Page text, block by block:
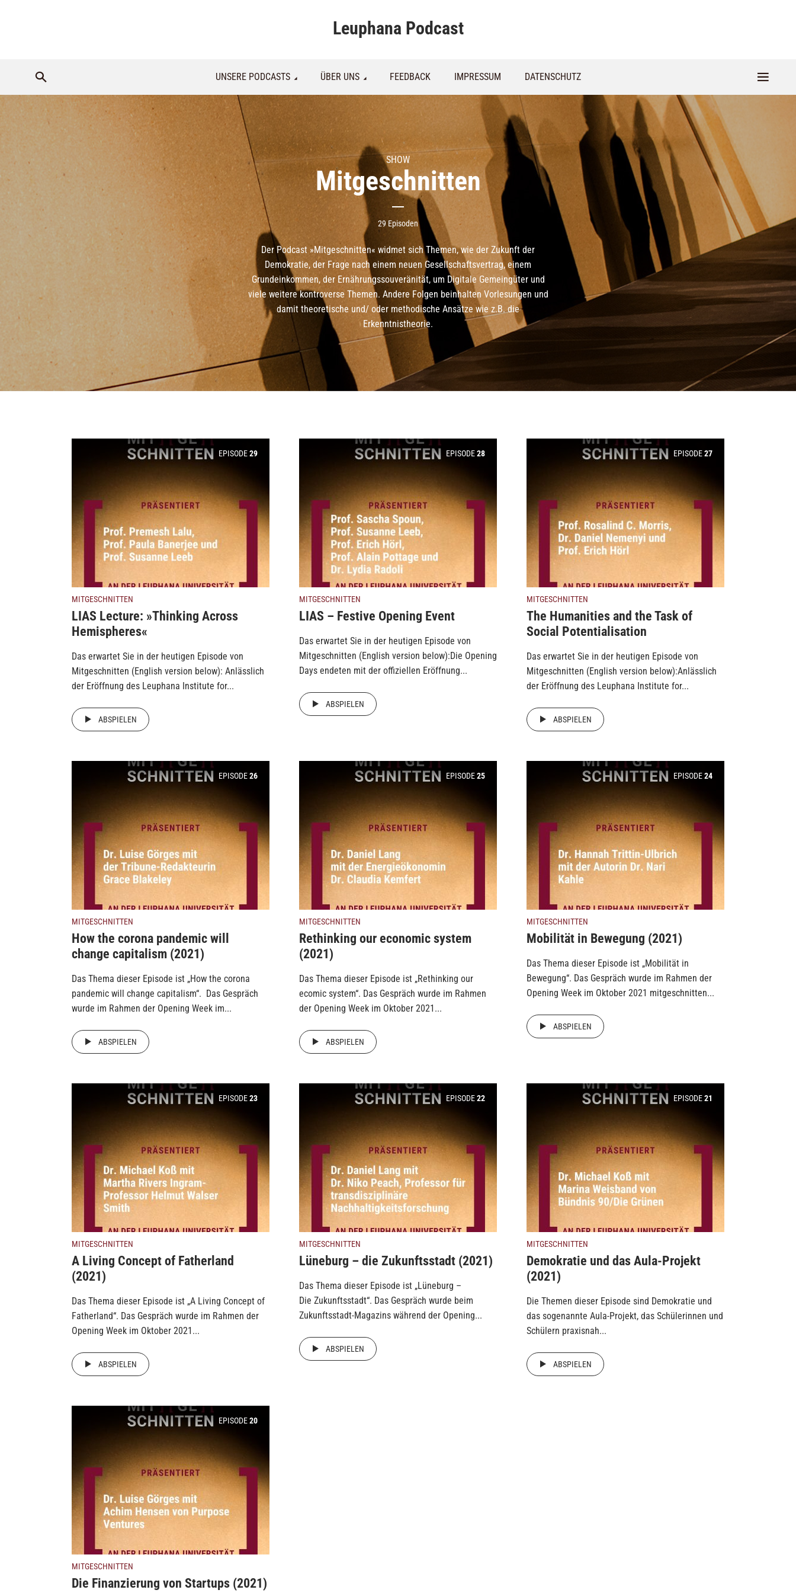
Leuphana Podcast
UNSERE PODCASTS ÜBER UNS FEEDBACK IMPRESSUM DATENSCHUTZ
SHOW
Mitgeschnitten
29 Episoden
Der Podcast »Mitgeschnitten« widmet sich Themen, wie der Zukunft der
Demokratie, der Frage nach einem neuen Gesellschaftsvertrag, einem
Grundeinkommen, der Ernährungssouveränität, um Digitale Gemeingüter und
viele weitere kontroverse Themen. Andere Folgen beinhalten Vorlesungen und
damit theoretische und/ oder methodische Ansätze wie z.B. die
Erkenntnistheorie.
EPISODE29
MITGESCHNITTEN
LIAS Lecture: »Thinking Across
Hemispheres«
Das erwartet Sie in der heutigen Episode von
Mitgeschnitten (English version below): Anlässlich
der Eröffnung des Leuphana Institute for...
ABSPIELEN
EPISODE28
MITGESCHNITTEN
LIAS – Festive Opening Event
Das erwartet Sie in der heutigen Episode von
Mitgeschnitten (English version below):Die Opening
Days endeten mit der offiziellen Eröffnung...
ABSPIELEN
EPISODE27
MITGESCHNITTEN
The Humanities and the Task of
Social Potentialisation
Das erwartet Sie in der heutigen Episode von
Mitgeschnitten (English version below):Anlässlich
der Eröffnung des Leuphana Institute for...
ABSPIELEN
EPISODE26
MITGESCHNITTEN
How the corona pandemic will
change capitalism (2021)
Das Thema dieser Episode ist „How the corona
pandemic will change capitalism“. Das Gespräch
wurde im Rahmen der Opening Week im...
ABSPIELEN
EPISODE25
MITGESCHNITTEN
Rethinking our economic system
(2021)
Das Thema dieser Episode ist „Rethinking our
ecomic system“. Das Gespräch wurde im Rahmen
der Opening Week im Oktober 2021...
ABSPIELEN
EPISODE24
MITGESCHNITTEN
Mobilität in Bewegung (2021)
Das Thema dieser Episode ist „Mobilität in
Bewegung“. Das Gespräch wurde im Rahmen der
Opening Week im Oktober 2021 mitgeschnitten...
ABSPIELEN
EPISODE23
MITGESCHNITTEN
A Living Concept of Fatherland
(2021)
Das Thema dieser Episode ist „A Living Concept of
Fatherland“. Das Gespräch wurde im Rahmen der
Opening Week im Oktober 2021...
ABSPIELEN
EPISODE22
MITGESCHNITTEN
Lüneburg – die Zukunftsstadt (2021)
Das Thema dieser Episode ist „Lüneburg –
Die Zukunftsstadt“. Das Gespräch wurde beim
Zukunftsstadt-Magazins während der Opening...
ABSPIELEN
EPISODE21
MITGESCHNITTEN
Demokratie und das Aula-Projekt
(2021)
Die Themen dieser Episode sind Demokratie und
das sogenannte Aula-Projekt, das Schülerinnen und
Schülern praxisnah...
ABSPIELEN
EPISODE20
MITGESCHNITTEN
Die Finanzierung von Startups (2021)